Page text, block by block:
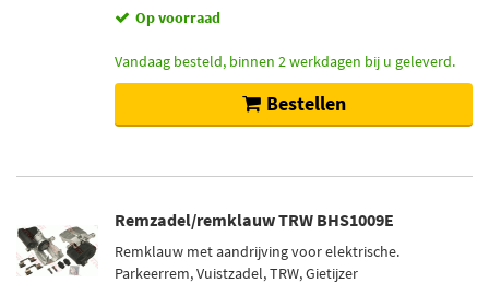
Op voorraad
Vandaag besteld, binnen 2 werkdagen bij u geleverd.
Bestellen
Remzadel/remklauw TRW BHS1009E
Remklauw met aandrijving voor elektrische.
Parkeerrem, Vuistzadel, TRW, Gietijzer